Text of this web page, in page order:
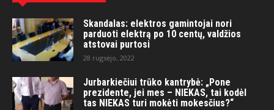
Skandalas: elektros gamintojai nori
parduoti elektrą po 10 centų, valdžios
atstovai purtosi
28 rugsėjo, 2022
Jurbarkiečiui trūko kantrybė: „Pone
prezidente, jei mes – NIEKAS, tai kodėl
tas NIEKAS turi mokėti mokesčius?“